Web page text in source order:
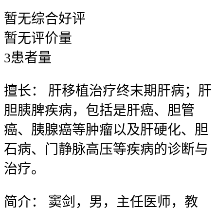
暂无综合好评
暂无评价量
3患者量
擅长：
肝移植治疗终末期肝病；肝
胆胰脾疾病，包括是肝癌、胆管
癌、胰腺癌等肿瘤以及肝硬化、胆
石病、门静脉高压等疾病的诊断与
治疗。
简介：
窦剑，男，主任医师，教